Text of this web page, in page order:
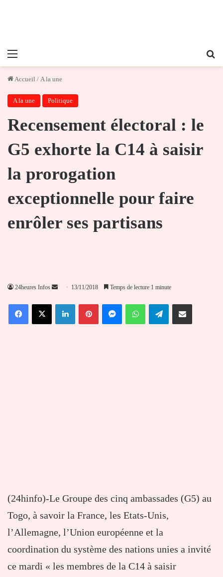
Menu
Accueil / A la une
A la une Politique
Recensement électoral : le
G5 exhorte la C14 à saisir
la prorogation
exceptionnelle pour faire
enrôler ses partisans
24heures Infos
Envoyer
courriel
13/11/2018 Temps de lecture 1 minute
FacebookX LinkedinPinterestMessengerWhatsAppTelegramPartager par email
(24hinfo)-Le Groupe des cinq ambassades (G5) au
Togo, à savoir la France, les Etats-Unis,
l’Allemagne, l’Union européenne et la
coordination du système des nations unies a invité
ce mardi « les membres de la C14 à saisir